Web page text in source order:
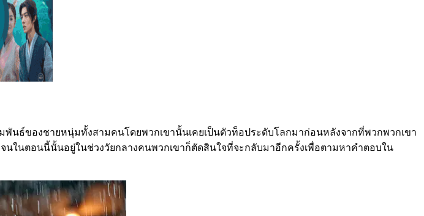
พันธ์ของชายหนุ่มทั้งสามคนโดยพวกเขานั้นเคยเป็นตัวท็อประดับโลกมาก่อนหลังจากที่พวกพวกเขา
ในตอนนี้นั้นอยู่ในช่วงวัยกลางคนพวกเขาก็ตัดสินใจที่จะกลับมาอีกครั้งเพื่อตามหาคำตอบใน